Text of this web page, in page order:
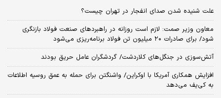
علت شنیده شدن صدای انفجار در تهران چیست؟
معاون وزیر صمت: لازم است روزانه در راهبردهای صنعت فولاد بازنگری
شود/ برای صادرات ۲۰ میلیون تن فولاد برنامه‌ریزی می‌شود
آتش‌سوزی در جنگل‌های کلاردشت/ گردشگران عامل حریق بودند
افزایش همکاری آمریکا با اوکراین/ واشنگتن برای حمله به عمق روسیه اطلاعات
به کی‌یف می‌دهد